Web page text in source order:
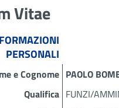
Vitae
PERSONALI
e Cognome PAOLO
Qualifica FUNZI/